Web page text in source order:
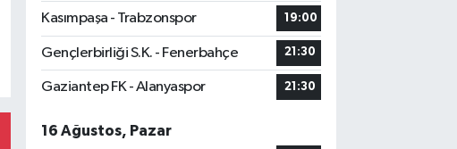
Kasımpaşa - Trabzonspor 19:00
Gençlerbirliği S.K. - Fenerbahçe 21:30
Gaziantep FK - Alanyaspor 21:30
16 Ağustos, Pazar